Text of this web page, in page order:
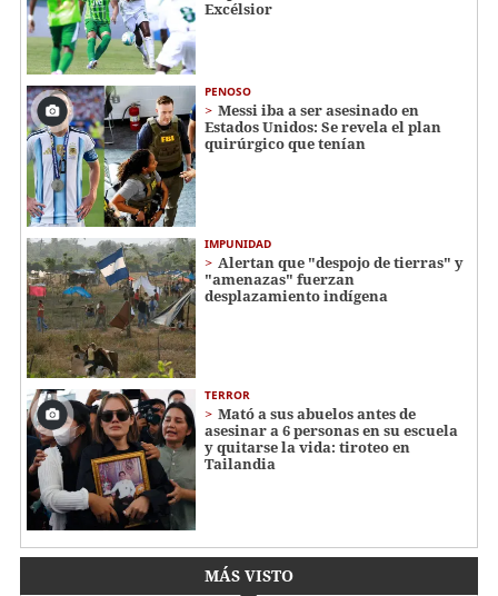
Excélsior
PENOSO
Messi iba a ser asesinado en
Estados Unidos: Se revela el plan
quirúrgico que tenían
IMPUNIDAD
Alertan que "despojo de tierras" y
"amenazas" fuerzan
desplazamiento indígena
TERROR
Mató a sus abuelos antes de
asesinar a 6 personas en su escuela
y quitarse la vida: tiroteo en
Tailandia
MÁS VISTO